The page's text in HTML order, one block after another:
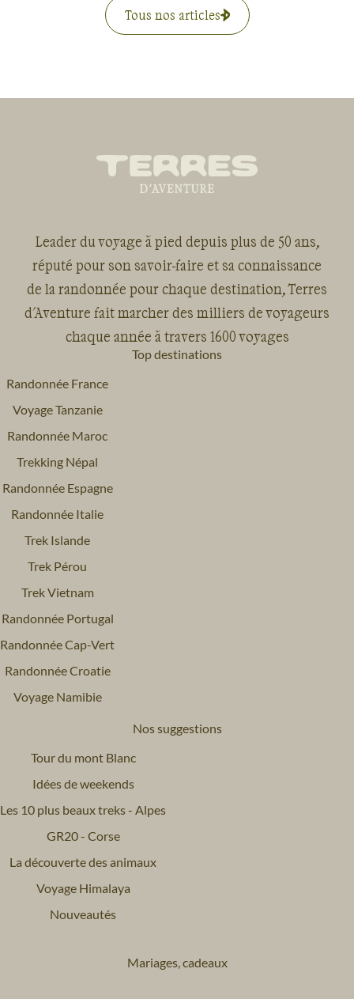
Tous nos articles
Leader du voyage à pied depuis plus de 50 ans,
réputé pour son savoir-faire et sa connaissance
de la randonnée pour chaque destination, Terres
d'Aventure fait marcher des milliers de voyageurs
chaque année à travers 1600 voyages
Top destinations
Randonnée France
Voyage Tanzanie
Randonnée Maroc
Trekking Népal
Randonnée Espagne
Randonnée Italie
Trek Islande
Trek Pérou
Trek Vietnam
Randonnée Portugal
Randonnée Cap-Vert
Randonnée Croatie
Voyage Namibie
Nos suggestions
Tour du mont Blanc
Idées de weekends
Les 10 plus beaux treks - Alpes
GR20 - Corse
La découverte des animaux
Voyage Himalaya
Nouveautés
Mariages, cadeaux